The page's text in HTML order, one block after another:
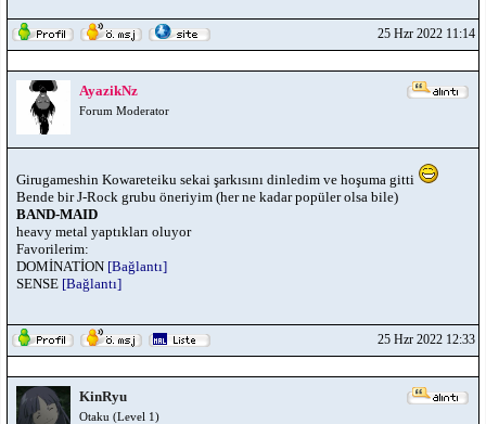
25 Hzr 2022 11:14
AyazikNz
Forum Moderator
Girugameshin Kowareteiku sekai şarkısını dinledim ve hoşuma gitti
Bende bir J-Rock grubu öneriyim (her ne kadar popüler olsa bile)
BAND-MAID
heavy metal yaptıkları oluyor
Favorilerim:
DOMİNATİON [Bağlantı]
SENSE [Bağlantı]
25 Hzr 2022 12:33
KinRyu
Otaku (Level 1)